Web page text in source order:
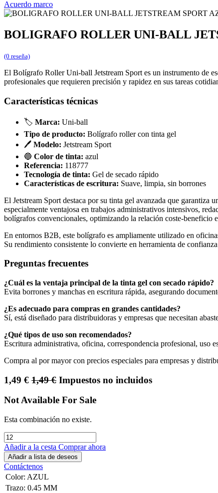
Acuerdo marco
BOLIGRAFO ROLLER UNI-BALL
(0 reseña)
El Bolígrafo Roller Uni-ball Jetstream Sport es un instrumento de
profesionales que requieren precisión y rapidez en sus tareas
Características técnicas
🏷️ Marca: Uni-ball
Tipo de producto: Bolígrafo roller con tinta gel
🖊️ Modelo: Jetstream Sport
🔵 Color de tinta: azul
Referencia: 118777
Tecnología de tinta: Gel de secado rápido
Características de escritura: Suave, limpia, sin borrones
El Jetstream Sport destaca por su tinta gel avanzada que garantiza
especialmente ventajosa en trabajos administrativos intensivos,
bolígrafos convencionales, optimizando la relación coste-beneficio
En entornos B2B, este bolígrafo es ampliamente utilizado en
Su rendimiento consistente lo convierte en herramienta de
Preguntas frecuentes
¿Cuál es la ventaja principal de la tinta gel con secado rápido?
Evita borrones y manchas en escritura rápida, asegurando
¿Es adecuado para compras en grandes cantidades?
Sí, está diseñado para distribuidoras y empresas que necesitan
¿Qué tipos de uso son recomendados?
Escritura administrativa, oficina, correspondencia profesional, uso
Compra al por mayor con precios especiales para empresas y
1,49 € 1,49€ Impuestos no incluidos
Not Available For Sale
Esta combinación no existe.
Añadir a la cesta Comprar ahora
Añadir a lista de deseos
Contáctenos
Color: AZUL
Trazo: 0.45 MM